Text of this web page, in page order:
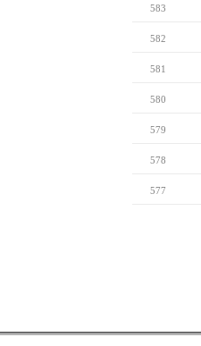
583
582
581
580
579
578
577